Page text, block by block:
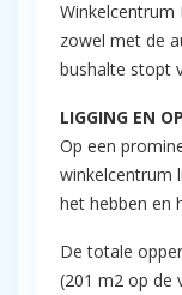
Winkelcentrum
zowel met de
bushalte stopt
LIGGING EN
Op een
winkelcentrum
het hebben en
De totale
(201 m2 op de